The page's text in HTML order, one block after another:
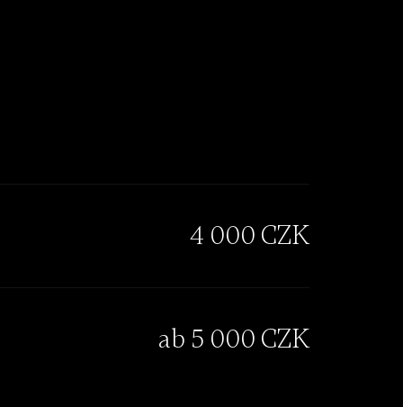
4 000 CZK
ab 5 000 CZK